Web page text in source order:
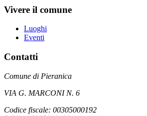
Vivere il comune
Luoghi
Eventi
Contatti
Comune di Pieranica
VIA G. MARCONI N. 6
Codice fiscale: 00305000192